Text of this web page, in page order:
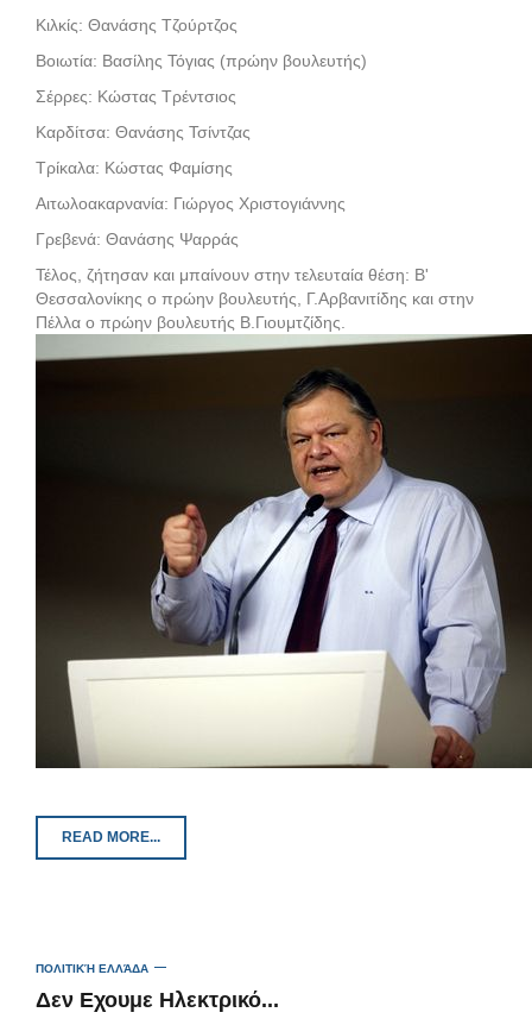
Κιλκίς: Θανάσης Τζούρτζος
Βοιωτία: Βασίλης Τόγιας (πρώην βουλευτής)
Σέρρες: Κώστας Τρέντσιος
Καρδίτσα: Θανάσης Τσίντζας
Τρίκαλα: Κώστας Φαμίσης
Αιτωλοακαρνανία: Γιώργος Χριστογιάννης
Γρεβενά: Θανάσης Ψαρράς
Τέλος, ζήτησαν και μπαίνουν στην τελευταία θέση: Β'
Θεσσαλονίκης ο πρώην βουλευτής, Γ.Αρβανιτίδης και στην
Πέλλα ο πρώην βουλευτής Β.Γιουμτζίδης.
READ MORE...
ΠΟΛΙΤΙΚΉ ΕΛΛΆΔΑ
Δεν Εχουμε Ηλεκτρικό...